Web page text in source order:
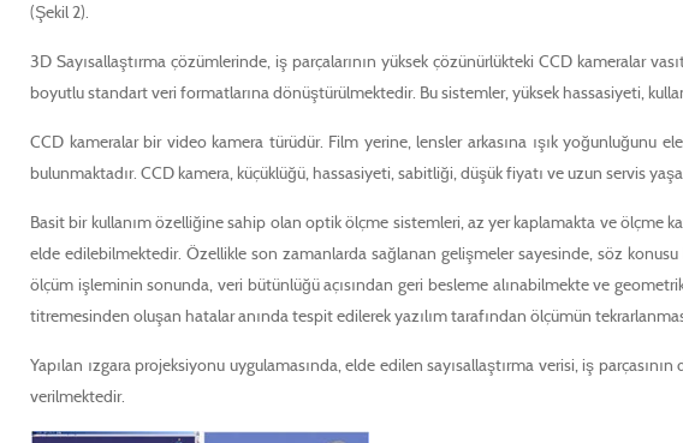
(Şekil 2).
3D Sayısallaştırma çözümlerinde, iş parçalarının yüksek çözünürlükteki CCD kameralar
boyutlu standart veri formatlarına dönüştürülmektedir. Bu sistemler, yüksek hassasiyeti,
CCD kameralar bir video kamera türüdür. Film yerine, lensler arkasına ışık
bulunmaktadır. CCD kamera, küçüklüğü, hassasiyeti, sabitliği, düşük fiyatı ve uzun servis
Basit bir kullanım özelliğine sahip olan optik ölçme sistemleri, az yer kaplamakta ve ölçme
elde edilebilmektedir. Özellikle son zamanlarda sağlanan gelişmeler sayesinde, söz
ölçüm işleminin sonunda, veri bütünlüğü açısından geri besleme alınabilmekte ve
titremesinden oluşan hatalar anında tespit edilerek yazılım tarafından ölçümün
Yapılan ızgara projeksiyonu uygulamasında, elde edilen sayısallaştırma verisi, iş
verilmektedir.